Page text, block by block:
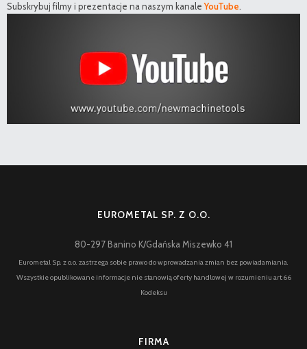
Subskrybuj filmy i prezentacje na naszym kanaleYouTube
EUROMETAL SP. Z O.O.
80-297 Banino K/Gdańska Miszewko 41
Eurometal Sp. z o.o. zastrzega sobie prawo do wprowadzania zmian bez powiadamiania.
Wszystkie opublikowane informacje nie stanowią oferty handlowej w rozumieniu art.66
Kodeksu
FIRMA